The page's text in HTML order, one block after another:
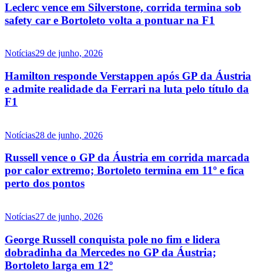
Leclerc vence em Silverstone, corrida termina sob
safety car e Bortoleto volta a pontuar na F1
Notícias29 de junho, 2026
Hamilton responde Verstappen após GP da Áustria
e admite realidade da Ferrari na luta pelo título da
F1
Notícias28 de junho, 2026
Russell vence o GP da Áustria em corrida marcada
por calor extremo; Bortoleto termina em 11º e fica
perto dos pontos
Notícias27 de junho, 2026
George Russell conquista pole no fim e lidera
dobradinha da Mercedes no GP da Áustria;
Bortoleto larga em 12º